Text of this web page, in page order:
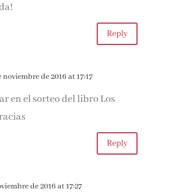
Reply
noviembre de 2016 at 17:17
en el sorteo del libro Los
Reply
de 2016 at 17:27